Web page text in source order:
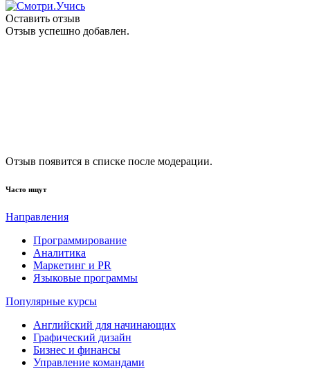
Оставить отзыв
Отзыв успешно добавлен.
Отзыв появится в списке после модерации.
Часто ищут
Направления
Программирование
Аналитика
Маркетинг и PR
Языковые программы
Популярные курсы
Английский для начинающих
Графический дизайн
Бизнес и финансы
Управление командами